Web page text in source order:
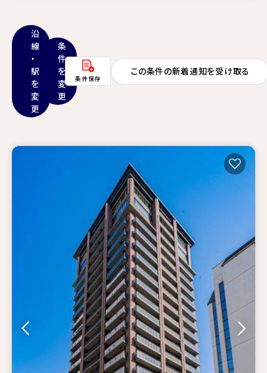
沿
線
・
駅
を
変
更
条
件
を
変
更
条件保存
この条件の新着通知を受け取る